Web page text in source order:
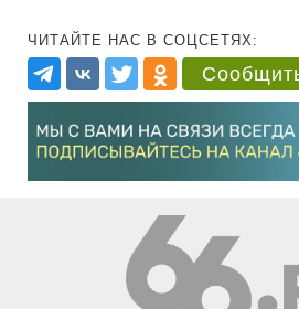
ЧИТАЙТЕ НАС В СОЦСЕТЯХ: